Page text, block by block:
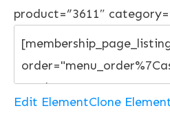
product=”3611″
Edit ElementClone